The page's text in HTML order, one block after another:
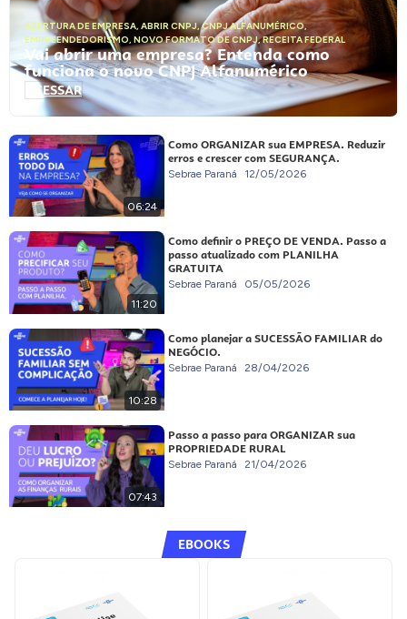
ABERTURA DE EMPRESA, ABRIR CNPJ,CNPJ ALFANUMÉRICO,
EMPREENDEDORISMO, NOVO FORMATO DE CNPJ,RECEITA FEDERAL
Vai abrir uma empresa? Entenda como
funciona o novo CNPJ Alfanumérico
ACESSAR
06:24
Como ORGANIZAR sua EMPRESA. Reduzir
erros e crescer com SEGURANÇA.
Sebrae Paraná 12/05/2026
11:20
Como definir o PREÇO DE VENDA. Passo a
passo atualizado com PLANILHA
GRATUITA
Sebrae Paraná 05/05/2026
10:28
Como planejar a SUCESSÃO FAMILIAR do
NEGÓCIO.
Sebrae Paraná 28/04/2026
07:43
Passo a passo para ORGANIZAR sua
PROPRIEDADE RURAL
Sebrae Paraná 21/04/2026
EBOOKS